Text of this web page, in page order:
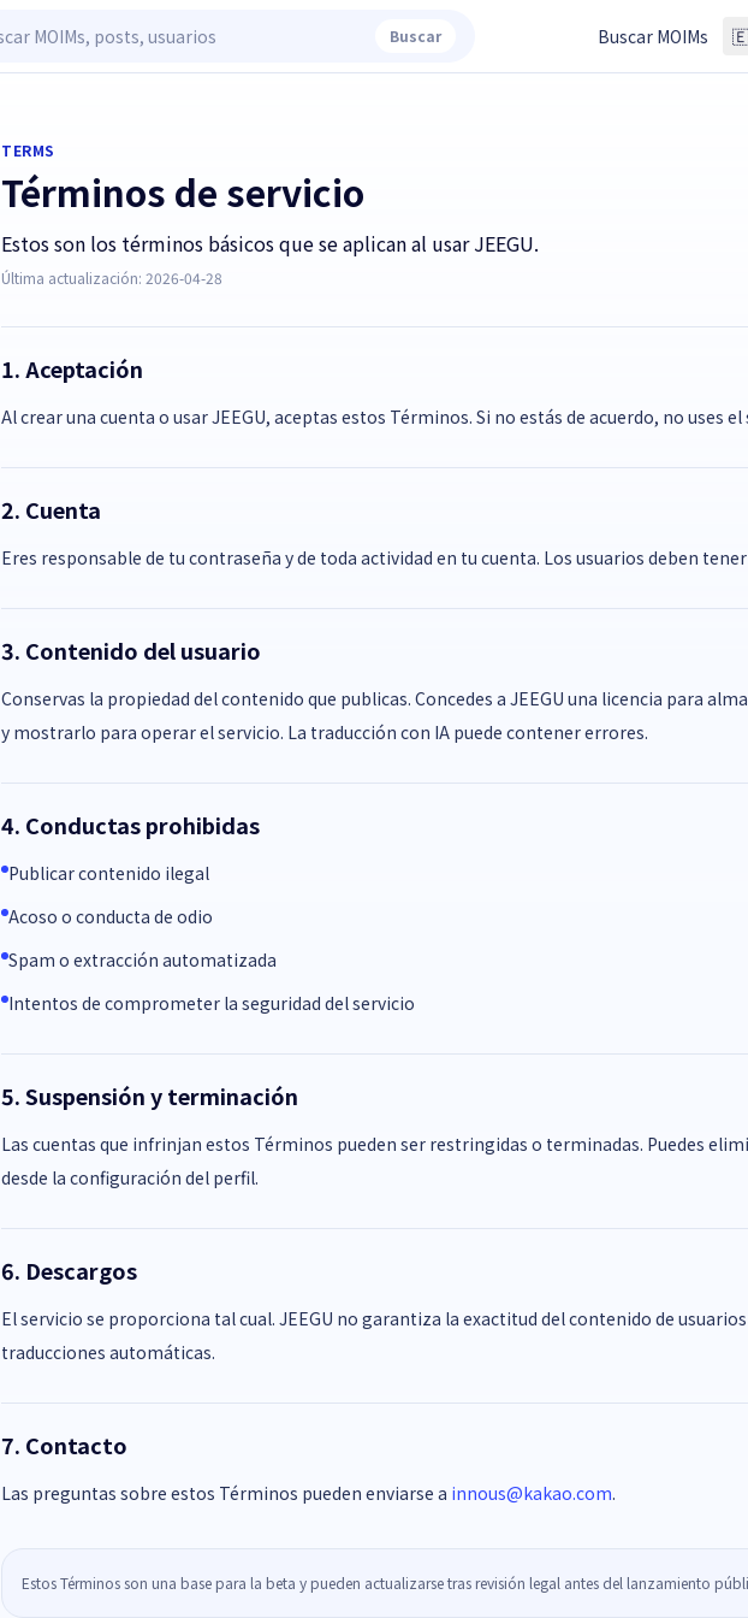
Buscar Buscar MOIMs
TERMS
Términos de servicio
Estos son los términos básicos que se aplican al usar JEEGU.
Última actualización: 2026-04-28
1. Aceptación
Al crear una cuenta o usar JEEGU, aceptas estos Términos. Si no estás de acuerdo, no uses el
2. Cuenta
Eres responsable de tu contraseña y de toda actividad en tu cuenta. Los usuarios deben
3. Contenido del usuario
Conservas la propiedad del contenido que publicas. Concedes a JEEGU una licencia para
y mostrarlo para operar el servicio. La traducción con IA puede contener errores.
4. Conductas prohibidas
Publicar contenido ilegal
Acoso o conducta de odio
Spam o extracción automatizada
Intentos de comprometer la seguridad del servicio
5. Suspensión y terminación
Las cuentas que infrinjan estos Términos pueden ser restringidas o terminadas. Puedes
desde la configuración del perfil.
6. Descargos
El servicio se proporciona tal cual. JEEGU no garantiza la exactitud del contenido de
traducciones automáticas.
7. Contacto
Las preguntas sobre estos Términos pueden enviarse a innous@kakao.com.
Estos Términos son una base para la beta y pueden actualizarse tras revisión legal antes del lanzamiento